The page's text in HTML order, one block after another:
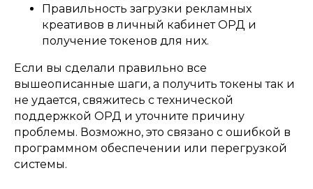
Правильность загрузки рекламных
креативов в личный кабинет ОРД и
получение токенов для них.
Если вы сделали правильно все
вышеописанные шаги, а получить токены так и
не удается, свяжитесь с технической
поддержкой ОРД и уточните причину
проблемы. Возможно, это связано с ошибкой в
программном обеспечении или перегрузкой
системы.